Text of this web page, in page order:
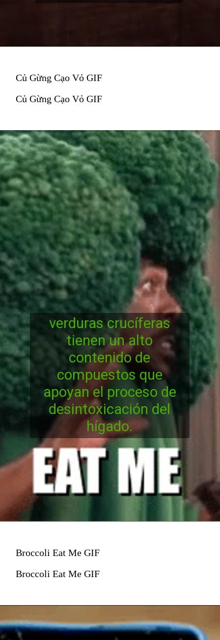
Củ Gừng Cạo Vỏ GIF
Củ Gừng Cạo Vỏ GIF
verduras crucíferas
tienen un alto
contenido de
compuestos que
apoyan el proceso de
desintoxicación del
hígado.
Broccoli Eat Me GIF
Broccoli Eat Me GIF